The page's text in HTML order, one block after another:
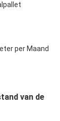
per Maand
van de